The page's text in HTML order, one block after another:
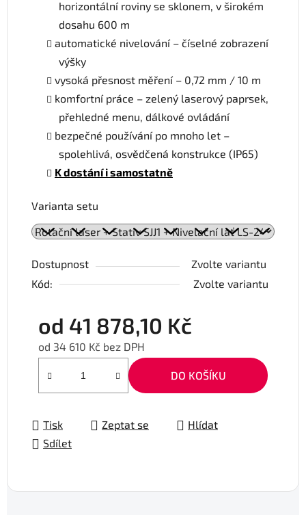
horizontální roviny se sklonem, v širokém
dosahu 600 m
automatické nivelování – číselné zobrazení
výšky
vysoká přesnost měření – 0,72 mm / 10 m
komfortní práce – zelený laserový paprsek,
přehledné menu, dálkové ovládání
bezpečné používání po mnoho let –
spolehlivá, osvědčená konstrukce (IP65)
K dostání i samostatně
Varianta setu
Dostupnost
Zvolte variantu
Kód:
Zvolte variantu
od 41 878,10 Kč
od 34 610 Kč bez DPH
DO KOŠÍKU
Tisk Zeptat se
Hlídat
Sdílet